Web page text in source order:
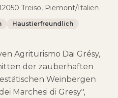
Treiso, Piemont/Italien
Haustierfreundlich
Agriturismo Dai Grésy,
der zauberhaften
Weinbergen
Marchesi di Gresy",